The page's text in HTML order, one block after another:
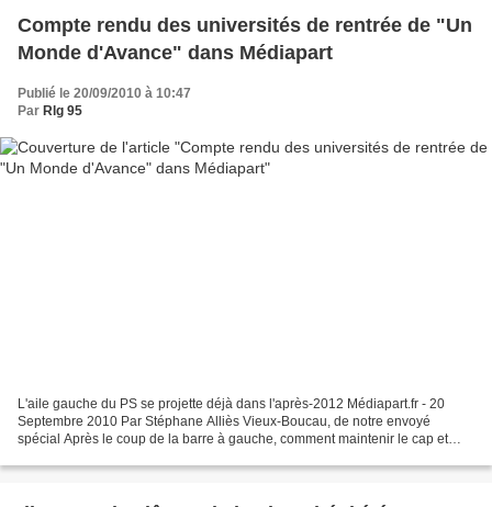
Compte rendu des universités de rentrée de "Un
Monde d'Avance" dans Médiapart
Publié le 20/09/2010 à 10:47
Par Rlg 95
L'aile gauche du PS se projette déjà dans l'après-2012 Médiapart.fr - 20
Septembre 2010 Par Stéphane Alliès Vieux-Boucau, de notre envoyé
spécial Après le coup de la barre à gauche, comment maintenir le cap et